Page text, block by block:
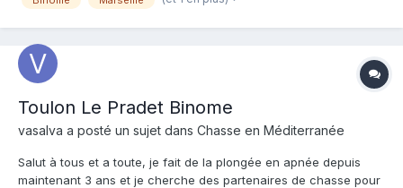
Toulon Le Pradet Binome
vasalva a posté un sujet dans Chasse en Méditerranée
Salut à tous et a toute, je fait de la plongée en apnée depuis
maintenant 3 ans et je cherche des partenaires de chasse pour